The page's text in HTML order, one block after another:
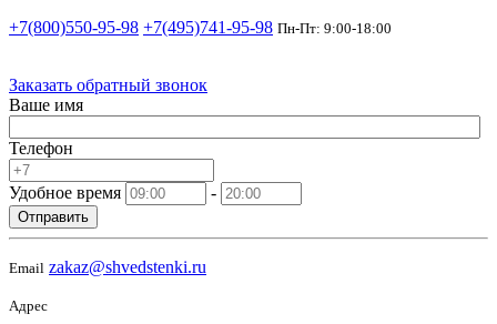
+7(800)550-95-98 +7(495)741-95-98 Пн-Пт: 9:00-18:00
Заказать обратный звонок
Ваше имя
Телефон
Удобное время -
Отправить
Email zakaz@shvedstenki.ru
Адрес